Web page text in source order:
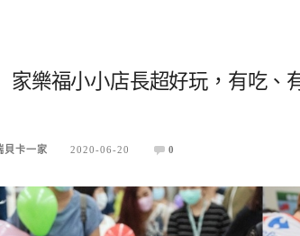
家樂福小小店長超好玩，有吃、
貝卡一家 2020-06-20 0